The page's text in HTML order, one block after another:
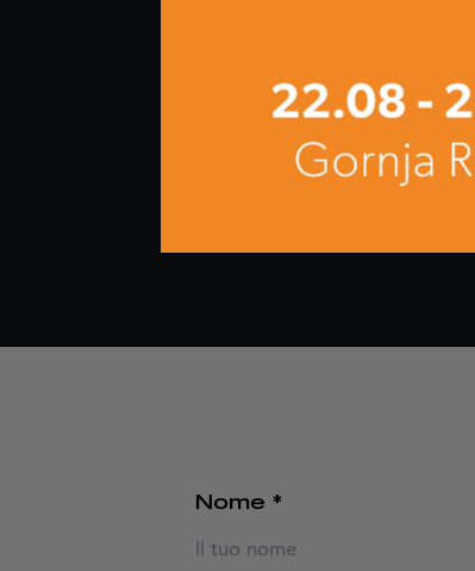
PER CANDIDARSI: COMPILARE
Nome *